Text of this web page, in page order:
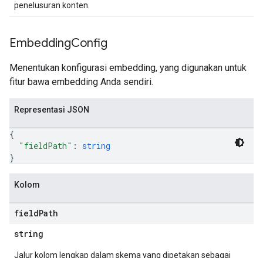
penelusuran konten.
EmbeddingConfig
Menentukan konfigurasi embedding, yang digunakan untuk
fitur bawa embedding Anda sendiri.
Representasi JSON
{
"fieldPath" : string
}
Kolom
fieldPath
string
Jalur kolom lengkap dalam skema yang dipetakan sebagai